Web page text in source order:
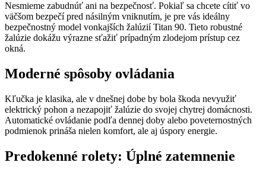
Nesmieme zabudnúť ani na bezpečnosť. Pokiaľ sa chcete cítiť vo
väčšom bezpečí pred násilným vniknutím, je pre vás ideálny
bezpečnostný model vonkajších žalúzií Titan 90. Tieto robustné
žalúzie dokážu výrazne sťažiť prípadným zlodejom prístup cez
okná.
Moderné spôsoby ovládania
Kľučka je klasika, ale v dnešnej dobe by bola škoda nevyužiť
elektrický pohon a nezapojiť žalúzie do svojej chytrej domácnosti.
Automatické ovládanie podľa dennej doby alebo poveternostných
podmienok prináša nielen komfort, ale aj úspory energie.
Predokenné rolety: Úplné zatemnenie